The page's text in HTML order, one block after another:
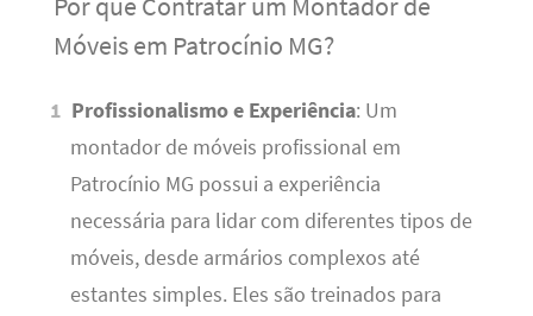
Móveis em Patrocínio MG?
Profissionalismo e Experiência: Um
montador de móveis profissional em
Patrocínio MG possui a experiência
necessária para lidar com diferentes tipos de
móveis, desde armários complexos até
estantes simples. Eles são treinados para